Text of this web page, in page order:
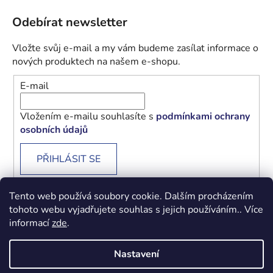
Tento web používá soubory cookie. Dalším procházením
tohoto webu vyjadřujete souhlas s jejich používáním.. Více
informacízde.
Nastavení
Odebírat newsletter
Vložte svůj e-mail a my vám budeme zasílat informace o
nových produktech na našem e-shopu.
E-mail
Vložením e-mailu souhlasíte s podmínkami ochrany
osobních údajů
PŘIHLÁSIT SE
Obchodní podmínky Podmínky ochrany osobních údajů